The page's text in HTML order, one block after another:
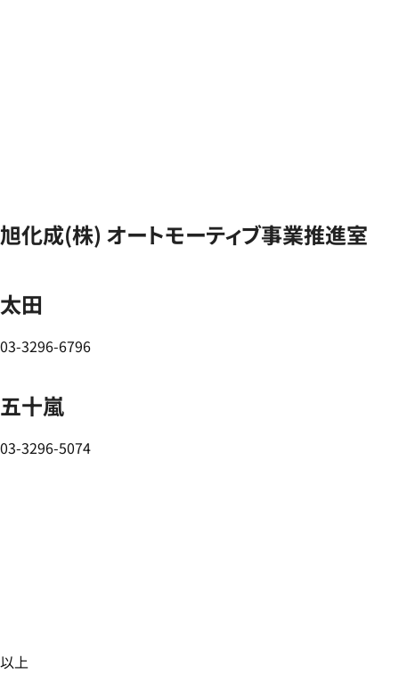
旭化成(株) オートモーティブ事業推進室
太田
03-3296-6796
五十嵐
03-3296-5074
以上